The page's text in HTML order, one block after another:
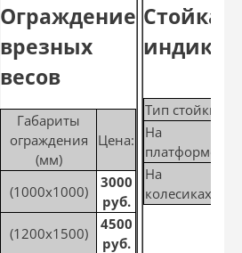
Ограждение
врезных
весов
Габариты
ограждения
(мм)
Цена:
(1000х1000)
3000
руб.
(1200х1500)
4500
руб.
Стойка
Тип стойки
На
платформе
На
колесиках